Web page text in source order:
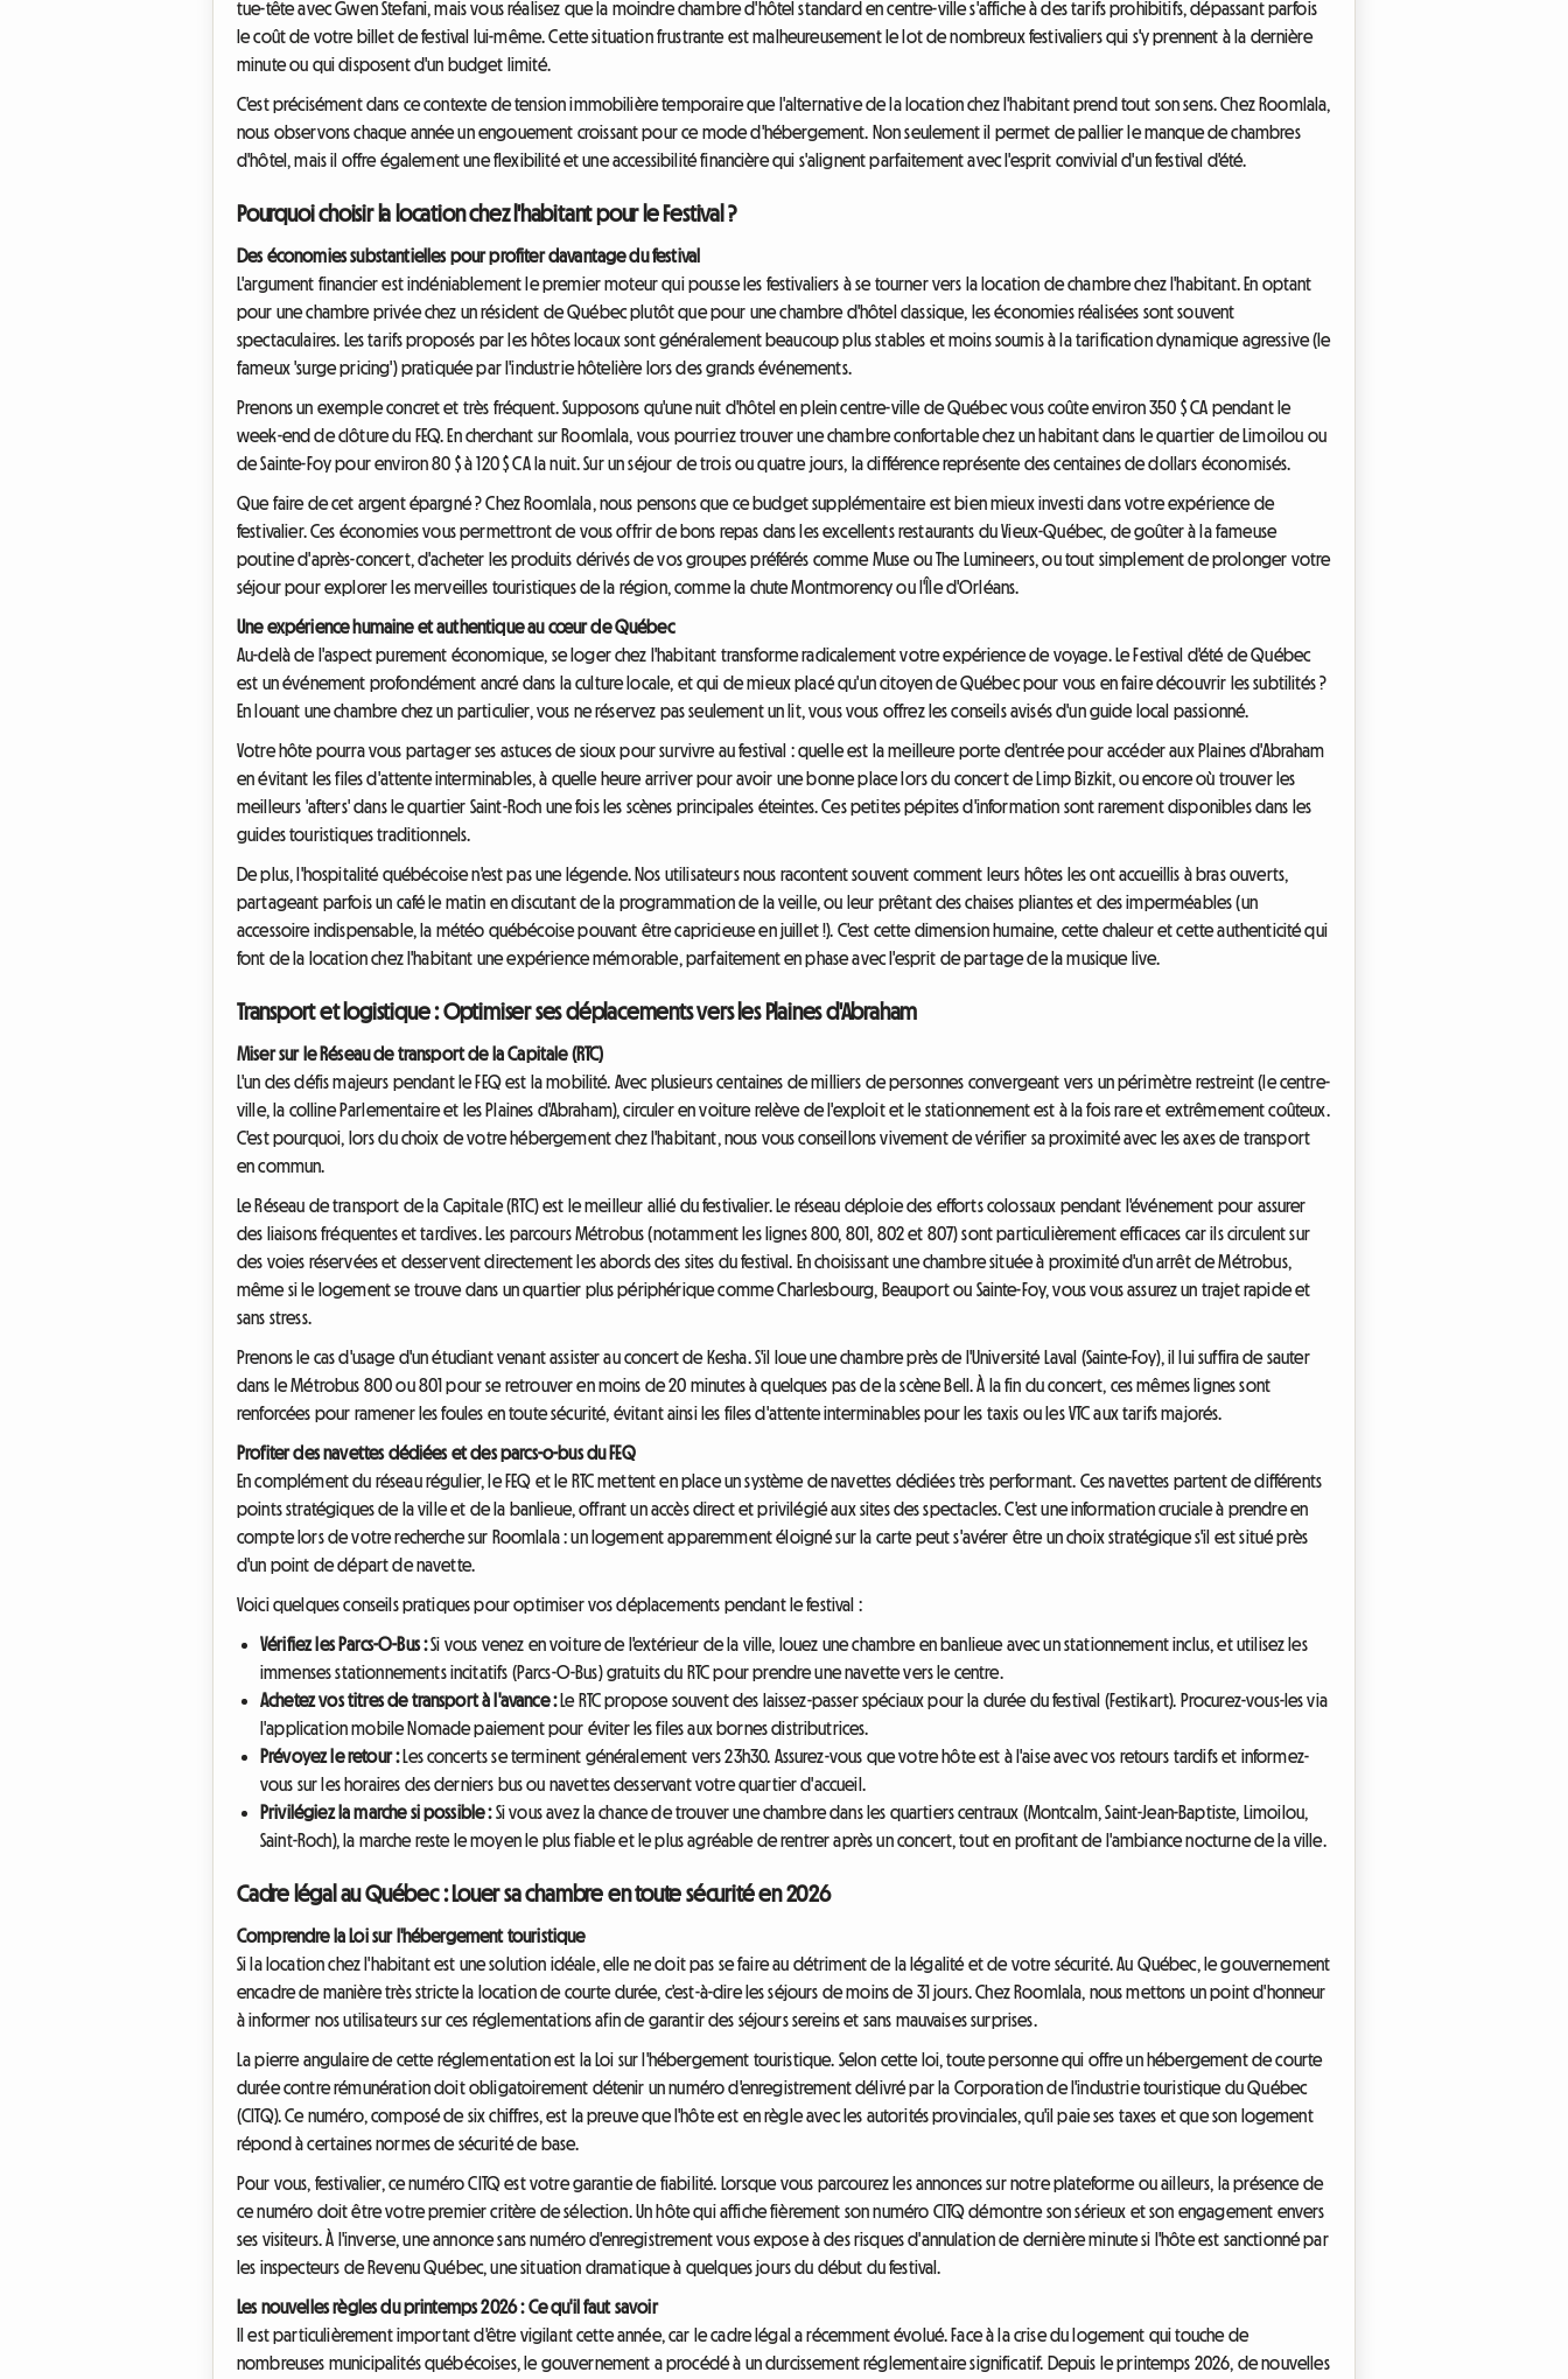
tue-tête avec Gwen Stefani, mais vous réalisez que la moindre chambre d'hôtel standard en centre-ville s'affiche à des tarifs prohibitifs, dépassant parfois
le coût de votre billet de festival lui-même. Cette situation frustrante est malheureusement le lot de nombreux festivaliers qui s'y prennent à la dernière
minute ou qui disposent d'un budget limité.
C'est précisément dans ce contexte de tension immobilière temporaire que l'alternative de la location chez l'habitant prend tout son sens. Chez Roomlala,
nous observons chaque année un engouement croissant pour ce mode d'hébergement. Non seulement il permet de pallier le manque de chambres
d'hôtel, mais il offre également une flexibilité et une accessibilité financière qui s'alignent parfaitement avec l'esprit convivial d'un festival d'été.
Pourquoi choisir la location chez l'habitant pour le Festival ?
Des économies substantielles pour profiter davantage du festival
L'argument financier est indéniablement le premier moteur qui pousse les festivaliers à se tourner vers la location de chambre chez l'habitant. En optant
pour une chambre privée chez un résident de Québec plutôt que pour une chambre d'hôtel classique, les économies réalisées sont souvent
spectaculaires. Les tarifs proposés par les hôtes locaux sont généralement beaucoup plus stables et moins soumis à la tarification dynamique agressive (le
fameux 'surge pricing') pratiquée par l'industrie hôtelière lors des grands événements.
Prenons un exemple concret et très fréquent. Supposons qu'une nuit d'hôtel en plein centre-ville de Québec vous coûte environ 350 $ CA pendant le
week-end de clôture du FEQ. En cherchant sur Roomlala, vous pourriez trouver une chambre confortable chez un habitant dans le quartier de Limoilou ou
de Sainte-Foy pour environ 80 $ à 120 $ CA la nuit. Sur un séjour de trois ou quatre jours, la différence représente des centaines de dollars économisés.
Que faire de cet argent épargné ? Chez Roomlala, nous pensons que ce budget supplémentaire est bien mieux investi dans votre expérience de
festivalier. Ces économies vous permettront de vous offrir de bons repas dans les excellents restaurants du Vieux-Québec, de goûter à la fameuse
poutine d'après-concert, d'acheter les produits dérivés de vos groupes préférés comme Muse ou The Lumineers, ou tout simplement de prolonger votre
séjour pour explorer les merveilles touristiques de la région, comme la chute Montmorency ou l'Île d'Orléans.
Une expérience humaine et authentique au cœur de Québec
Au-delà de l'aspect purement économique, se loger chez l'habitant transforme radicalement votre expérience de voyage. Le Festival d'été de Québec
est un événement profondément ancré dans la culture locale, et qui de mieux placé qu'un citoyen de Québec pour vous en faire découvrir les subtilités ?
En louant une chambre chez un particulier, vous ne réservez pas seulement un lit, vous vous offrez les conseils avisés d'un guide local passionné.
Votre hôte pourra vous partager ses astuces de sioux pour survivre au festival : quelle est la meilleure porte d'entrée pour accéder aux Plaines d'Abraham
en évitant les files d'attente interminables, à quelle heure arriver pour avoir une bonne place lors du concert de Limp Bizkit, ou encore où trouver les
meilleurs 'afters' dans le quartier Saint-Roch une fois les scènes principales éteintes. Ces petites pépites d'information sont rarement disponibles dans les
guides touristiques traditionnels.
De plus, l'hospitalité québécoise n'est pas une légende. Nos utilisateurs nous racontent souvent comment leurs hôtes les ont accueillis à bras ouverts,
partageant parfois un café le matin en discutant de la programmation de la veille, ou leur prêtant des chaises pliantes et des imperméables (un
accessoire indispensable, la météo québécoise pouvant être capricieuse en juillet !). C'est cette dimension humaine, cette chaleur et cette authenticité qui
font de la location chez l'habitant une expérience mémorable, parfaitement en phase avec l'esprit de partage de la musique live.
Transport et logistique : Optimiser ses déplacements vers les Plaines d'Abraham
Miser sur le Réseau de transport de la Capitale (RTC)
L'un des défis majeurs pendant le FEQ est la mobilité. Avec plusieurs centaines de milliers de personnes convergeant vers un périmètre restreint (le centre-
ville, la colline Parlementaire et les Plaines d'Abraham), circuler en voiture relève de l'exploit et le stationnement est à la fois rare et extrêmement coûteux.
C'est pourquoi, lors du choix de votre hébergement chez l'habitant, nous vous conseillons vivement de vérifier sa proximité avec les axes de transport
en commun.
Le Réseau de transport de la Capitale (RTC) est le meilleur allié du festivalier. Le réseau déploie des efforts colossaux pendant l'événement pour assurer
des liaisons fréquentes et tardives. Les parcours Métrobus (notamment les lignes 800, 801, 802 et 807) sont particulièrement efficaces car ils circulent sur
des voies réservées et desservent directement les abords des sites du festival. En choisissant une chambre située à proximité d'un arrêt de Métrobus,
même si le logement se trouve dans un quartier plus périphérique comme Charlesbourg, Beauport ou Sainte-Foy, vous vous assurez un trajet rapide et
sans stress.
Prenons le cas d'usage d'un étudiant venant assister au concert de Kesha. S'il loue une chambre près de l'Université Laval (Sainte-Foy), il lui suffira de sauter
dans le Métrobus 800 ou 801 pour se retrouver en moins de 20 minutes à quelques pas de la scène Bell. À la fin du concert, ces mêmes lignes sont
renforcées pour ramener les foules en toute sécurité, évitant ainsi les files d'attente interminables pour les taxis ou les VTC aux tarifs majorés.
Profiter des navettes dédiées et des parcs-o-bus du FEQ
En complément du réseau régulier, le FEQ et le RTC mettent en place un système de navettes dédiées très performant. Ces navettes partent de différents
points stratégiques de la ville et de la banlieue, offrant un accès direct et privilégié aux sites des spectacles. C'est une information cruciale à prendre en
compte lors de votre recherche sur Roomlala : un logement apparemment éloigné sur la carte peut s'avérer être un choix stratégique s'il est situé près
d'un point de départ de navette.
Voici quelques conseils pratiques pour optimiser vos déplacements pendant le festival :
Vérifiez les Parcs-O-Bus :Si vous venez en voiture de l'extérieur de la ville, louez une chambre en banlieue avec un stationnement inclus, et utilisez les
immenses stationnements incitatifs (Parcs-O-Bus) gratuits du RTC pour prendre une navette vers le centre.
Achetez vos titres de transport à l'avance :Le RTC propose souvent des laissez-passer spéciaux pour la durée du festival (Festikart). Procurez-vous-les via
l'application mobile Nomade paiement pour éviter les files aux bornes distributrices.
Prévoyez le retour :Les concerts se terminent généralement vers 23h30. Assurez-vous que votre hôte est à l'aise avec vos retours tardifs et informez-
vous sur les horaires des derniers bus ou navettes desservant votre quartier d'accueil.
Privilégiez la marche si possible :Si vous avez la chance de trouver une chambre dans les quartiers centraux (Montcalm, Saint-Jean-Baptiste, Limoilou,
Saint-Roch), la marche reste le moyen le plus fiable et le plus agréable de rentrer après un concert, tout en profitant de l'ambiance nocturne de la ville.
Cadre légal au Québec : Louer sa chambre en toute sécurité en 2026
Comprendre la Loi sur l'hébergement touristique
Si la location chez l'habitant est une solution idéale, elle ne doit pas se faire au détriment de la légalité et de votre sécurité. Au Québec, le gouvernement
encadre de manière très stricte la location de courte durée, c'est-à-dire les séjours de moins de 31 jours. Chez Roomlala, nous mettons un point d'honneur
à informer nos utilisateurs sur ces réglementations afin de garantir des séjours sereins et sans mauvaises surprises.
La pierre angulaire de cette réglementation est la Loi sur l'hébergement touristique. Selon cette loi, toute personne qui offre un hébergement de courte
durée contre rémunération doit obligatoirement détenir un numéro d'enregistrement délivré par la Corporation de l'industrie touristique du Québec
(CITQ). Ce numéro, composé de six chiffres, est la preuve que l'hôte est en règle avec les autorités provinciales, qu'il paie ses taxes et que son logement
répond à certaines normes de sécurité de base.
Pour vous, festivalier, ce numéro CITQ est votre garantie de fiabilité. Lorsque vous parcourez les annonces sur notre plateforme ou ailleurs, la présence de
ce numéro doit être votre premier critère de sélection. Un hôte qui affiche fièrement son numéro CITQ démontre son sérieux et son engagement envers
ses visiteurs. À l'inverse, une annonce sans numéro d'enregistrement vous expose à des risques d'annulation de dernière minute si l'hôte est sanctionné par
les inspecteurs de Revenu Québec, une situation dramatique à quelques jours du début du festival.
Les nouvelles règles du printemps 2026 : Ce qu'il faut savoir
Il est particulièrement important d'être vigilant cette année, car le cadre légal a récemment évolué. Face à la crise du logement qui touche de
nombreuses municipalités québécoises, le gouvernement a procédé à un durcissement réglementaire significatif. Depuis le printemps 2026, de nouvelles